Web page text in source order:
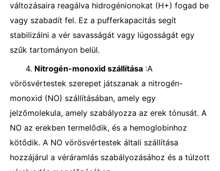
változásaira reagálva hidrogénionokat (H+) fogad be
vagy szabadít fel. Ez a pufferkapacitás segít
stabilizálni a vér savasságát vagy lúgosságát egy
szűk tartományon belül.
4. Nitrogén-monoxid szállítása :A
vörösvértestek szerepet játszanak a nitrogén-
monoxid (NO) szállításában, amely egy
jelzőmolekula, amely szabályozza az erek tónusát. A
NO az erekben termelődik, és a hemoglobinhoz
kötődik. A NO vörösvértestek általi szállítása
hozzájárul a véráramlás szabályozásához és a túlzott